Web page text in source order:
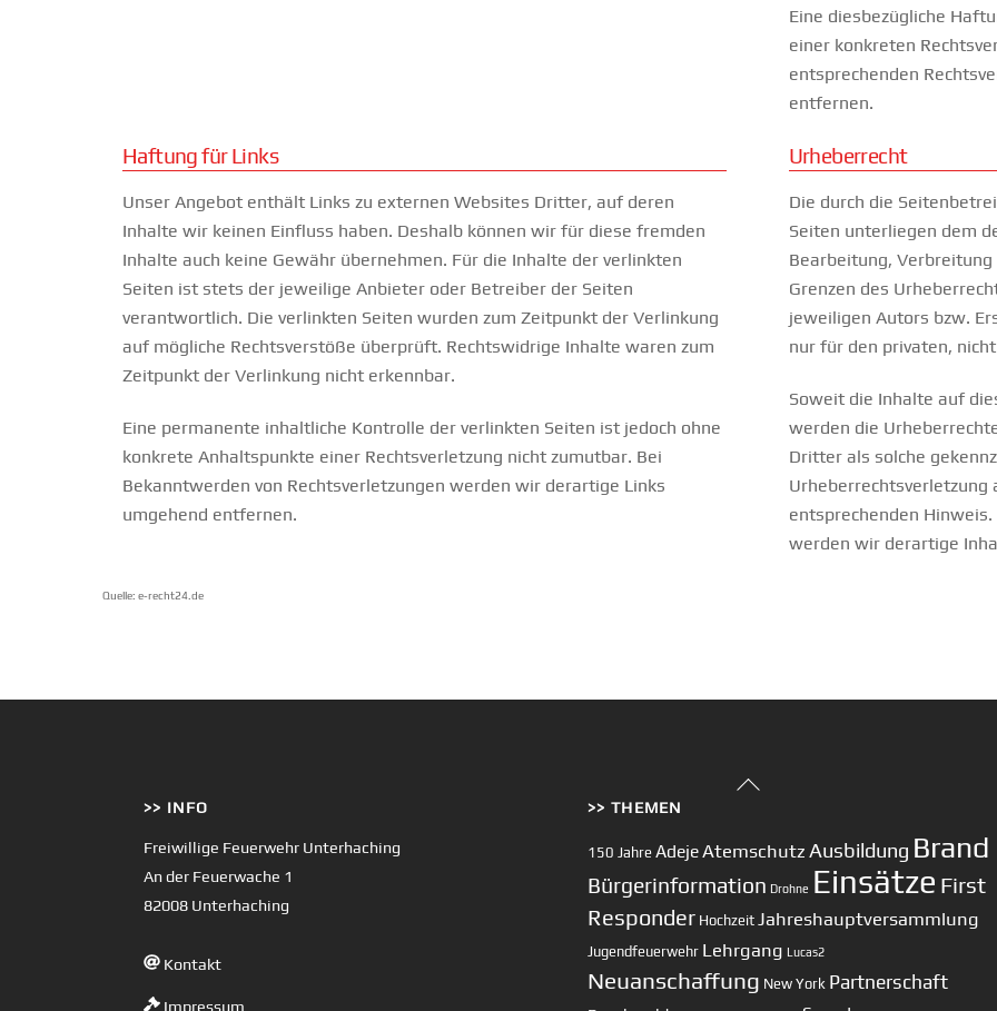
Eine diesbezügliche
einer konkreten
entsprechenden
entfernen.
Haftung für Links
Unser Angebot enthält Links zu externen Websites Dritter, auf deren
Inhalte wir keinen Einfluss haben. Deshalb können wir für diese fremden
Inhalte auch keine Gewähr übernehmen. Für die Inhalte der verlinkten
Seiten ist stets der jeweilige Anbieter oder Betreiber der Seiten
verantwortlich. Die verlinkten Seiten wurden zum Zeitpunkt der Verlinkung
auf mögliche Rechtsverstöße überprüft. Rechtswidrige Inhalte waren zum
Zeitpunkt der Verlinkung nicht erkennbar.
Eine permanente inhaltliche Kontrolle der verlinkten Seiten ist jedoch ohne
konkrete Anhaltspunkte einer Rechtsverletzung nicht zumutbar. Bei
Bekanntwerden von Rechtsverletzungen werden wir derartige Links
umgehend entfernen.
Urheberrecht
Die durch die
Seiten unterliegen dem
Bearbeitung,
Grenzen des
jeweiligen Autors bzw.
nur für den privaten,
Soweit die Inhalte auf
werden die
Dritter als solche
entsprechenden
werden wir derartige
Quelle: e-recht24.de
Back
>> INFO
Freiwillige Feuerwehr Unterhaching
An der Feuerwache 1
82008 Unterhaching
Kontakt
Impressum
>> THEMEN
150 Jahre AdejeAtemschutz Ausbildung Brand
Bürgerinformation Drohne Einsätze First
Responder Hochzeit Jahreshauptversammlung
Jugendfeuerwehr Lehrgang Lucas2
Neuanschaffung New York Partnerschaft